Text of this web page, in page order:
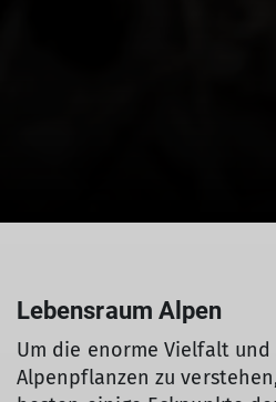
Lebensraum Alpen
Um die enorme Vielfalt
Alpenpflanzen zu